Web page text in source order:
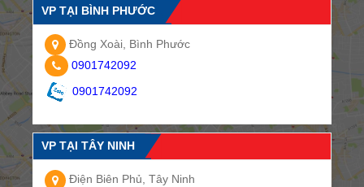
VP TẠI BÌNH PHƯỚC
Đồng Xoài, Bình Phước
0901742092
0901742092
VP TẠI TÂY NINH
Điện Biên Phủ, Tây Ninh